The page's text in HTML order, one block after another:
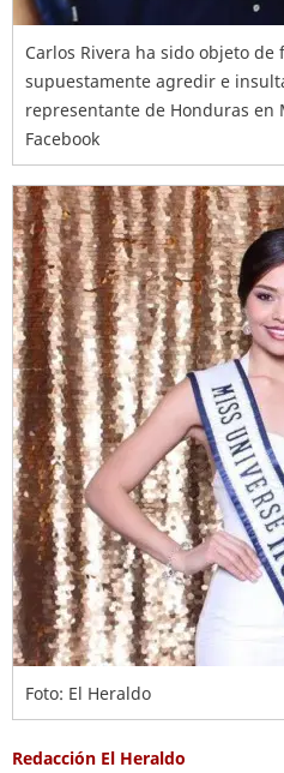
Carlos Rivera ha sido objeto
supuestamente agredir e
representante de Honduras en
Facebook
Foto: El Heraldo
Redacción El Heraldo